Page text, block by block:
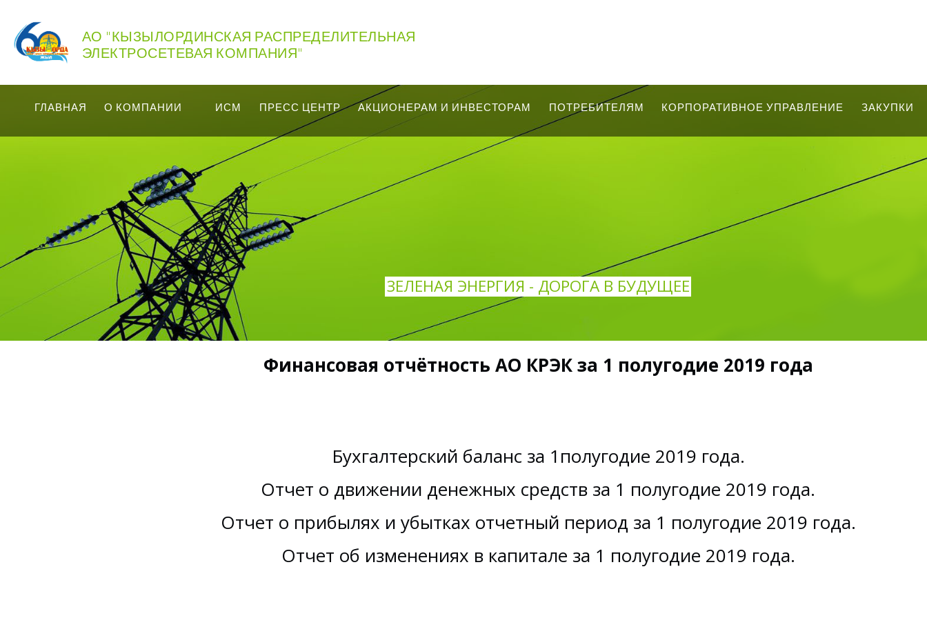
АО "КЫЗЫЛОРДИНСКАЯ РАСПРЕДЕЛИТЕЛЬНАЯ
ЭЛЕКТРОСЕТЕВАЯ КОМПАНИЯ"
ГЛАВНАЯ О КОМПАНИИ ИСМ ПРЕСС ЦЕНТР АКЦИОНЕРАМ И ИНВЕСТОРАМ ПОТРЕБИТЕЛЯМ КОРПОРАТИВНОЕ УПРАВЛЕНИЕ ЗАКУПКИ
ЗЕЛЕНАЯ ЭНЕРГИЯ - ДОРОГА В БУДУЩЕЕ
Финансовая отчётность АО КРЭК за 1 полугодие 2019 года
Бухгалтерский баланс за 1полугодие 2019 года.
Отчет о движении денежных средств за 1 полугодие 2019 года.
Отчет о прибылях и убытках отчетный период за 1 полугодие 2019 года.
Отчет об изменениях в капитале за 1 полугодие 2019 года.